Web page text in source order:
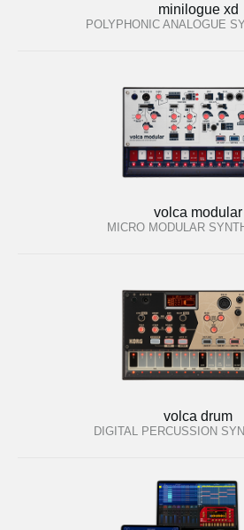
minilogue xd
POLYPHONIC ANALOGUE
volca modular
MICRO MODULAR
volca drum
DIGITAL PERCUSSION